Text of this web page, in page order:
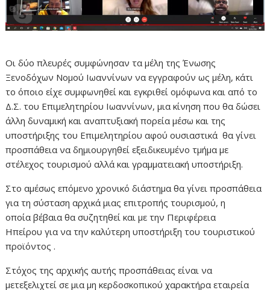
Οι δύο πλευρές συμφώνησαν τα μέλη της Ένωσης
Ξενοδόχων Νομού Ιωαννίνων να εγγραφούν ως μέλη, κάτι
το όποιο είχε συμφωνηθεί και εγκριθεί ομόφωνα και από το
Δ.Σ. του Επιμελητηρίου Ιωαννίνων, μια κίνηση που θα δώσει
άλλη δυναμική και αναπτυξιακή πορεία μέσω και της
υποστήριξης του Επιμελητηρίου αφού ουσιαστικά θα γίνει
προσπάθεια να δημιουργηθεί εξειδικευμένο τμήμα με
στέλεχος τουρισμού αλλά και γραμματειακή υποστήριξη.
Στο αμέσως επόμενο χρονικό διάστημα θα γίνει προσπάθεια
για τη σύσταση αρχικά μιας επιτροπής τουρισμού, η
οποία βέβαια θα συζητηθεί και με την Περιφέρεια
Ηπείρου για να την καλύτερη υποστήριξη του τουριστικού
προϊόντος .
Στόχος της αρχικής αυτής προσπάθειας είναι να
μετεξελιχτεί σε μια μη κερδοσκοπικού χαρακτήρα εταιρεία